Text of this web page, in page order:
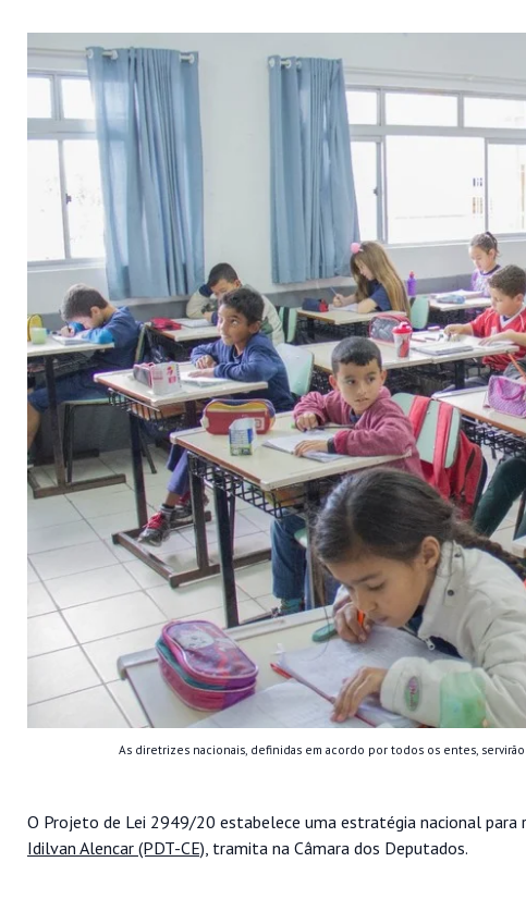
As diretrizes nacionais, definidas em acordo por todos os entes,
O Projeto de Lei 2949/20 estabelece uma estratégia nacional para
Idilvan Alencar (PDT-CE), tramita na Câmara dos Deputados.